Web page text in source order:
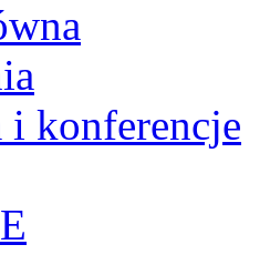
i konferencje